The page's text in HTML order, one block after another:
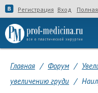
Регистрация Вход
Главная / Форум /
увеличению груди /